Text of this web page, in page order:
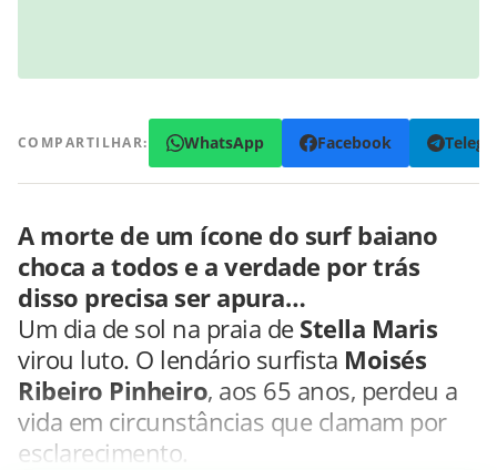
COMPARTILHAR: WhatsApp Facebook
A morte de um ícone do surf baiano
choca a todos e a verdade por trás
disso precisa ser apura…
Um dia de sol na praia de Stella Maris
virou luto. O lendário surfista Moisés
Ribeiro Pinheiro, aos 65 anos, perdeu a
vida em circunstâncias que clamam por
esclarecimento.